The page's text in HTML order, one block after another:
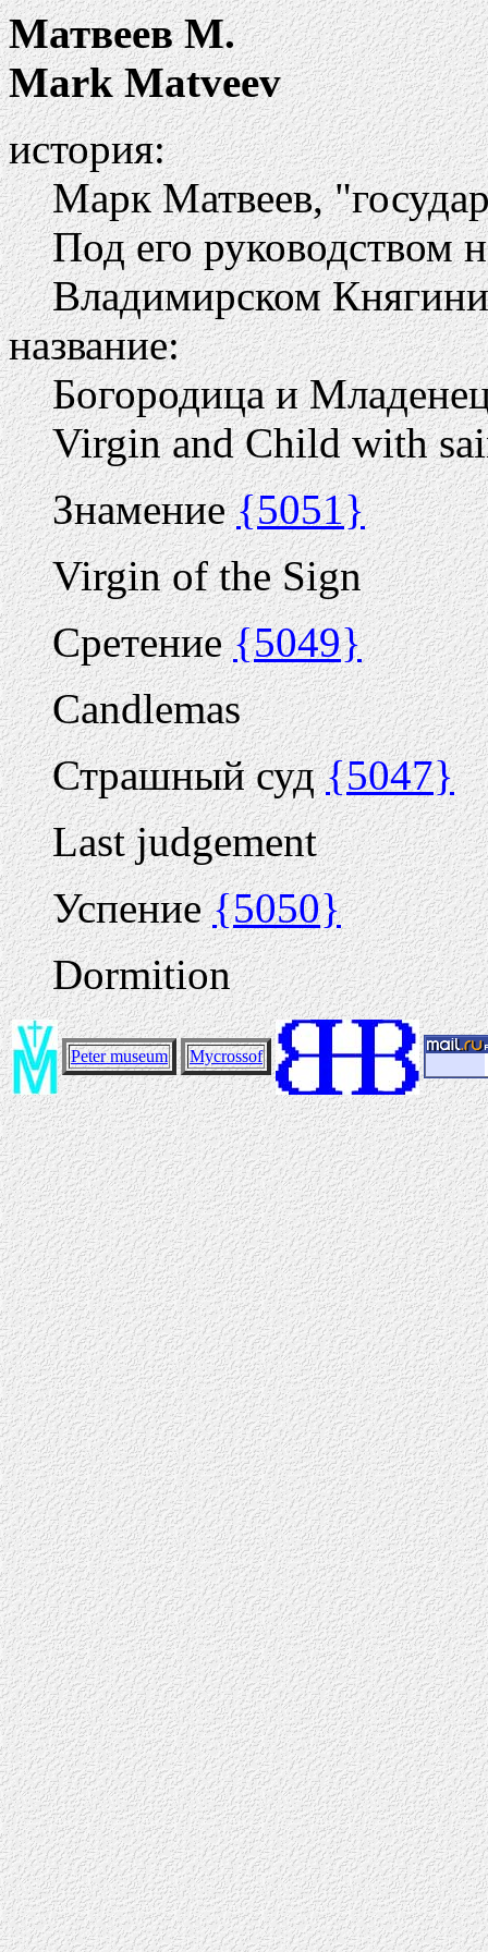
Матвеев М.
Mark Matveev
история:
Марк Матвеев,
Под его руководством
Владимирском
название:
Богородица и
Virgin and Child with
Знамение{5051}
Virgin of the Sign
Сретение{5049}
Candlemas
Страшный суд{5047}
Last judgement
Успение{5050}
Dormition
Peter museum Mycrossof